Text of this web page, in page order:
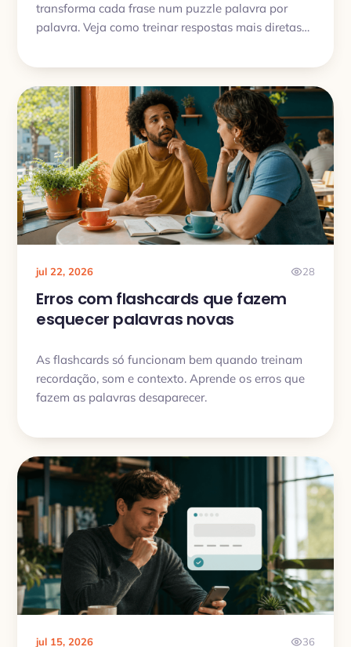
transforma cada frase num puzzle palavra por
palavra. Veja como treinar respostas mais diretas
jul 22, 2026 28
Erros com flashcards que fazem
esquecer palavras novas
As flashcards só funcionam bem quando treinam
recordação, som e contexto. Aprende os erros que
fazem as palavras desaparecer.
jul 15, 2026 36